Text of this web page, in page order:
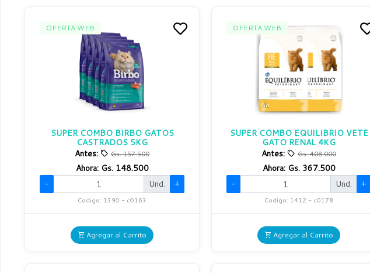
OFERTA WEB
SUPER COMBO BIRBO GATOS
CASTRADOS 5KG
Antes:
Gs. 157.500
Ahora: Gs. 148.500
-
Und. +
Codigo: 1390 - c0163
Agregar al Carrito
OFERTA WEB
SUPER COMBO EQUILIBRIO VETE
GATO RENAL 4KG
Antes:
Gs. 408.000
Ahora: Gs. 367.500
-
Und. +
Codigo: 1412 - c0178
Agregar al Carrito